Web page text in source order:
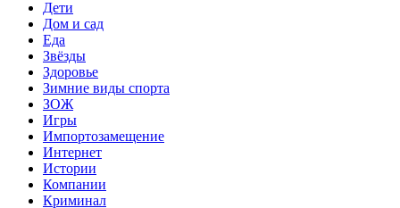
Дети
Дом и сад
Еда
Звёзды
Здоровье
Зимние виды спорта
ЗОЖ
Игры
Импортозамещение
Интернет
Истории
Компании
Криминал